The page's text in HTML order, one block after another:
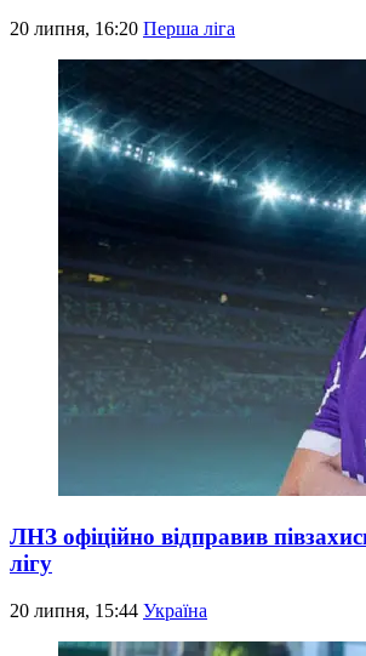
20 липня, 16:20 Перша ліга
ЛНЗ офіційно відправив
лігу
20 липня, 15:44 Україна